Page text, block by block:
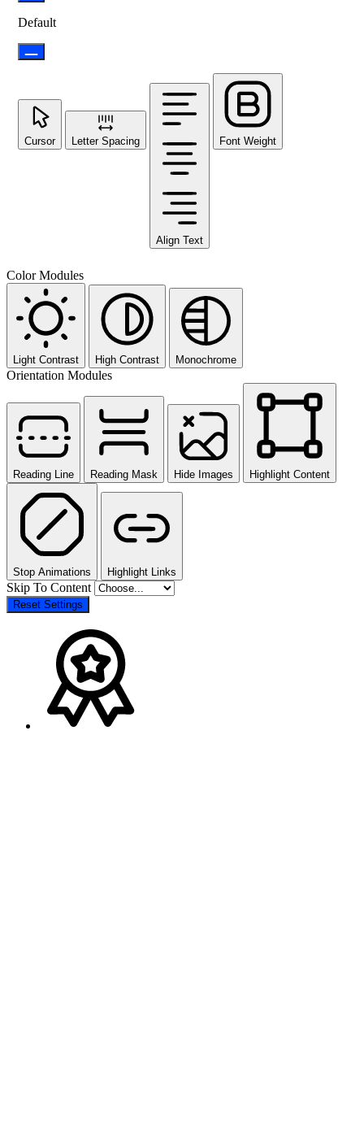
Default
Cursor Letter Spacing
Align Text
Font Weight
Color Modules
Light Contrast High Contrast Monochrome
Orientation Modules
Reading Line Reading Mask Hide Images Highlight Content
Stop Animations Highlight Links
Skip To Content
Reset Settings